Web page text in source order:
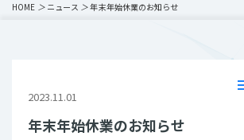
HOME ＞ ニュース ＞年末年始休業のお知らせ
2023.11.01
年末年始休業のお知らせ